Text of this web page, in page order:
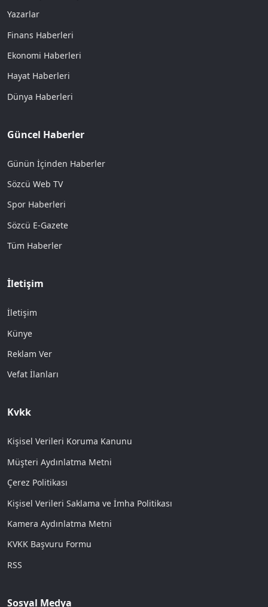
Yazarlar
Finans Haberleri
Ekonomi Haberleri
Hayat Haberleri
Dünya Haberleri
Güncel Haberler
Günün İçinden Haberler
Sözcü Web TV
Spor Haberleri
Sözcü E-Gazete
Tüm Haberler
İletişim
İletişim
Künye
Reklam Ver
Vefat İlanları
Kvkk
Kişisel Verileri Koruma Kanunu
Müşteri Aydınlatma Metni
Çerez Politikası
Kişisel Verileri Saklama ve İmha Politikası
Kamera Aydınlatma Metni
KVKK Başvuru Formu
RSS
Sosyal Medya